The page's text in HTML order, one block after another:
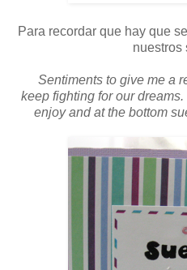
Para recordar que hay que
nuestros
Sentiments to give me a
keep fighting for our
enjoy and at the bottom